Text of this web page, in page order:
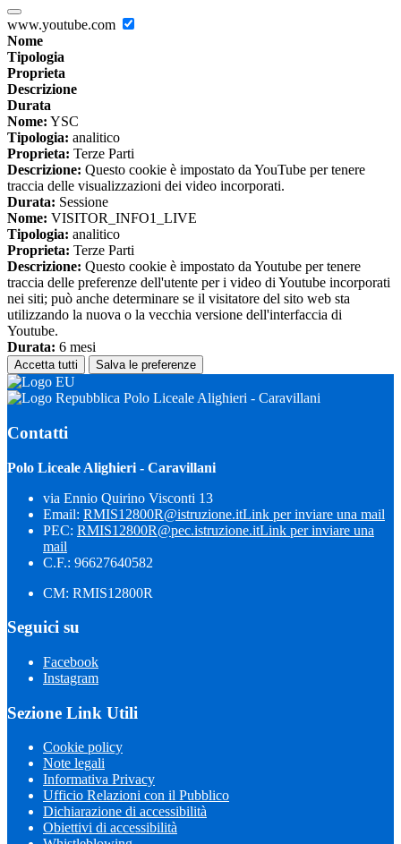
www.youtube.com
Nome
Tipologia
Proprieta
Descrizione
Durata
Nome: YSC
Tipologia: analitico
Proprieta: Terze Parti
Descrizione: Questo cookie è impostato da YouTube per tenere
traccia delle visualizzazioni dei video incorporati.
Durata: Sessione
Nome: VISITOR_INFO1_LIVE
Tipologia: analitico
Proprieta: Terze Parti
Descrizione: Questo cookie è impostato da Youtube per tenere
traccia delle preferenze dell'utente per i video di Youtube incorporati
nei siti; può anche determinare se il visitatore del sito web sta
utilizzando la nuova o la vecchia versione dell'interfaccia di
Youtube.
Durata: 6 mesi
Accetta tutti Salva le preferenze
Polo Liceale Alighieri - Caravillani
Contatti
Polo Liceale Alighieri - Caravillani
via Ennio Quirino Visconti 13
Email: RMIS12800R@istruzione.itLink per inviare una mail
PEC: RMIS12800R@pec.istruzione.itLink per inviare una
mail
C.F.: 96627640582
CM: RMIS12800R
Seguici su
Facebook
Instagram
Sezione Link Utili
Cookie policy
Note legali
Informativa Privacy
Ufficio Relazioni con il Pubblico
Dichiarazione di accessibilità
Obiettivi di accessibilità